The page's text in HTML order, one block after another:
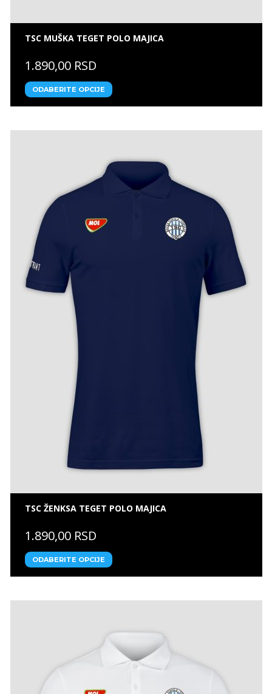
TSC MUŠKA TEGET POLO MAJICA
1.890,00 RSD
ODABERITE OPCIJE
TSC ŽENKSA TEGET POLO MAJICA
1.890,00 RSD
ODABERITE OPCIJE